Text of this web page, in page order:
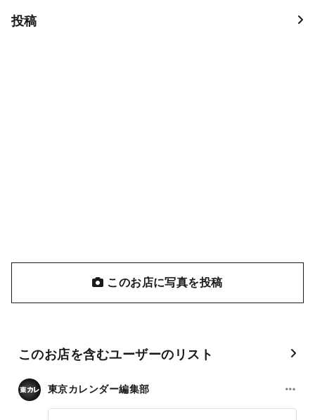
投稿
このお店に写真を投稿
このお店を含むユーザーのリスト
東京カレンダー編集部